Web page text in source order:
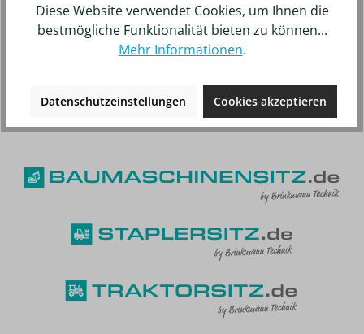
Unsere weiteren Online-Shops
Diese Website verwendet Cookies, um Ihnen die
bestmögliche Funktionalität bieten zu können...
Mehr Informationen.
Datenschutzeinstellungen Cookies akzeptieren